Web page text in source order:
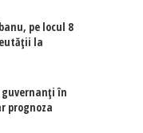
pe locul 8
la
guvernanți în
prognoza